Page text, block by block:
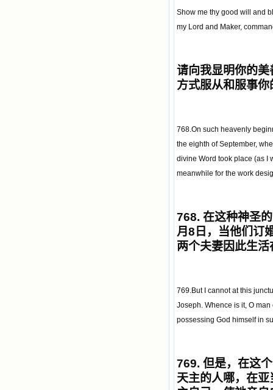
Show me thy good will and
my Lord and Maker,
请向我显明你的
方式服从和服事
768.On such heavenly
the eighth of September,
divine Word took place (as I
meanwhile for the work
768. 在这种神圣
月 8 日，当他们订
两个夫妻因此生
769.But I cannot at this
Joseph. Whence is it, O
possessing God himself in
769. 但是，在这
天主的人哪，在